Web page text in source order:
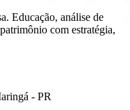
Educação, análise de
com estratégia,
- PR